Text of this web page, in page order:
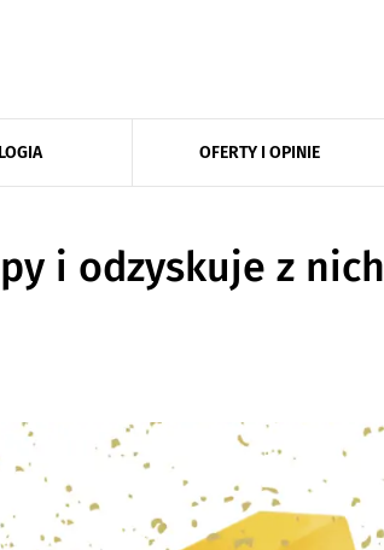
OFERTY I OPINIE
i odzyskuje z nich